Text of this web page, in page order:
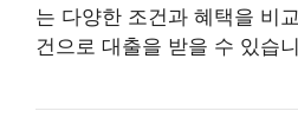
는 다양한 조건과 혜택을 비
건으로 대출을 받을 수 있습